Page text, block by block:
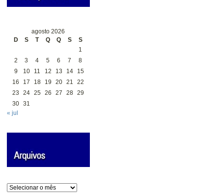
agosto 2026
D
S T Q Q S
S
1
2
3 4 5 6 7
8
9
10 11 12 13 14
15
16
17 18 19 20 21
22
23
24 25 26 27 28 29
30 31
« jul
Arquivos